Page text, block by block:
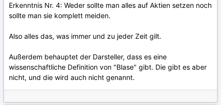
Erkenntnis Nr. 4: Weder sollte man alles auf Aktien setzen noch
sollte man sie komplett meiden.
Also alles das, was immer und zu jeder Zeit gilt.
Außerdem behauptet der Darsteller, dass es eine
wissenschaftliche Definition von "Blase" gibt. Die gibt es aber
nicht, und die wird auch nicht genannt.